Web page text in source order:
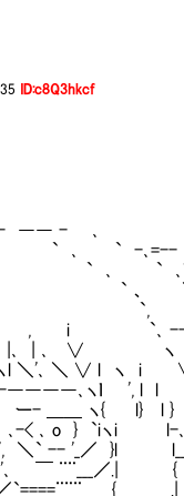
ID:c8Q3hkcf
- ､
` -､=-- ､
ｌ ｀
` l
',
ヽ
l 〉 l} おわっ
', l l ∨/ }
l/ / わたしの
､ o } `iヽi l-､
／ }l l___ヽ }
¨¨___／.|
{ .|